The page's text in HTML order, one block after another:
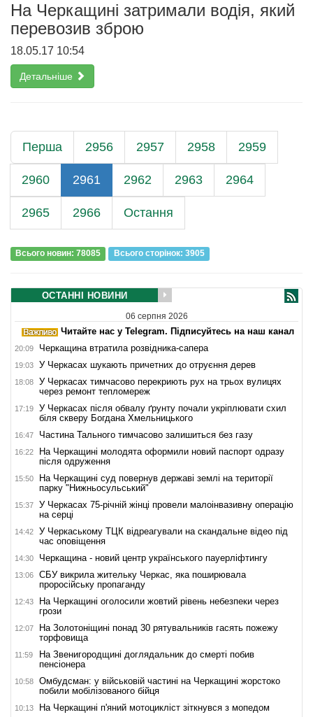
На Черкащині затримали водія, який
перевозив зброю
18.05.17 10:54
Детальніше
Перша 2956 2957 2958 2959
2960 2961 2962 2963 2964
2965 2966 Остання
Всього новин: 78085 Всього сторiнок: 3905
ОСТАННІ НОВИНИ
06 серпня 2026
Читайте нас у Telegram. Підписуйтесь на наш канал
20:09 Черкащина втратила розвідника-сапера
19:03 У Черкасах шукають причетних до отруєння дерев
18:08
У Черкасах тимчасово перекриють рух на трьох вулицях
через ремонт тепломереж
17:19
У Черкасах після обвалу ґрунту почали укріплювати схил
біля скверу Богдана Хмельницького
16:47 Частина Тального тимчасово залишиться без газу
16:22
На Черкащині молодята оформили новий паспорт одразу
після одруження
15:50
На Черкащині суд повернув державі землі на території
парку "Нижньосульський"
15:37
У Черкасах 75-річній жінці провели малоінвазивну операцію
на серці
14:42
У Черкаському ТЦК відреагували на скандальне відео під
час оповіщення
14:30 Черкащина - новий центр українського пауерліфтингу
13:06
СБУ викрила жительку Черкас, яка поширювала
проросійську пропаганду
12:43
На Черкащині оголосили жовтий рівень небезпеки через
грози
12:07
На Золотоніщині понад 30 рятувальників гасять пожежу
торфовища
11:59
На Звенигородщині доглядальник до смерті побив
пенсіонера
10:58
Омбудсман: у військовій частині на Черкащині жорстоко
побили мобілізованого бійця
10:13 На Черкащині п'яний мотоцикліст зіткнувся з мопедом